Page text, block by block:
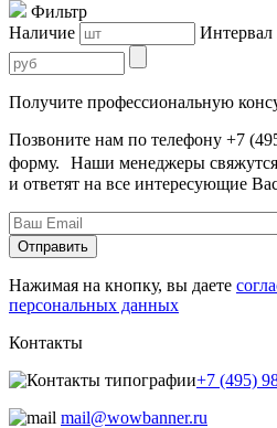
Фильтр
Наличие
Интервал
Получите профессиональную
Позвоните нам по телефону +7
форму. Наши менеджеры
и ответят на все интересующие
Нажимая на кнопку, вы даете
персональных данных
Контакты
+7 (495)
mail@wowbanner.ru